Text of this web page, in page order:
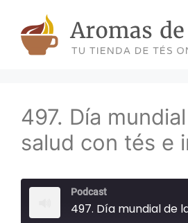
content
497. Día
salud con tés e
Podcast